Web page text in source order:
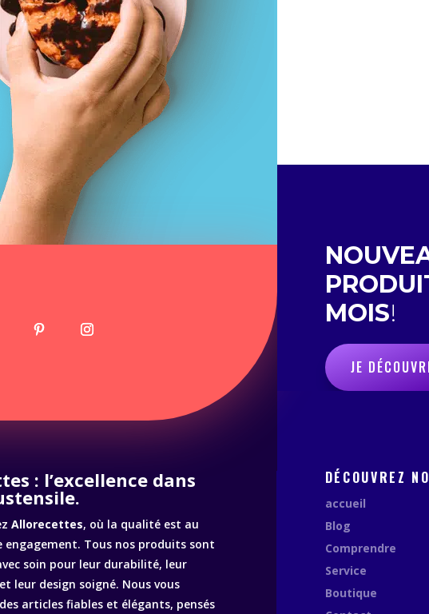
MOIS!
JE
: l’excellence dans
Allorecettes, où la qualité est au
Tous nos produits sont
soin pour leur durabilité, leur
leur design soigné. Nous vous
articles fiables et élégants, pensés
DÉCOUVREZ
accueil
Blog
Comprendre
Service
Boutique